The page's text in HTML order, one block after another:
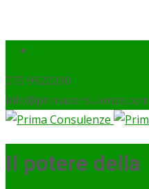
075 9920290
info@primaconsulenze.com
Il potere della